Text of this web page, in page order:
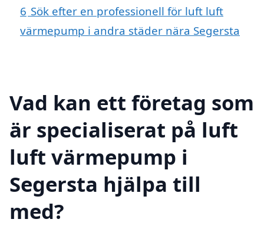
6 Sök efter en professionell för luft luft
värmepump i andra städer nära Segersta
Vad kan ett företag som
är specialiserat på luft
luft värmepump i
Segersta hjälpa till
med?